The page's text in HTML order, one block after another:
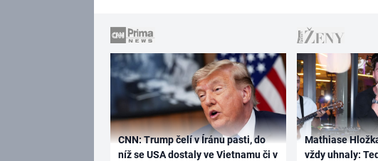
CNN: Trump čelí v Íránu pasti, do
níž se USA dostaly ve Vietnamu či v
Mathiase
vždy uhnaly: